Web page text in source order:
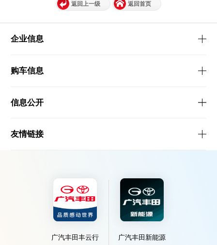
返回上一级 返回首页
企业信息
购车信息
信息公开
友情链接
广汽丰田丰云行 广汽丰田新能源